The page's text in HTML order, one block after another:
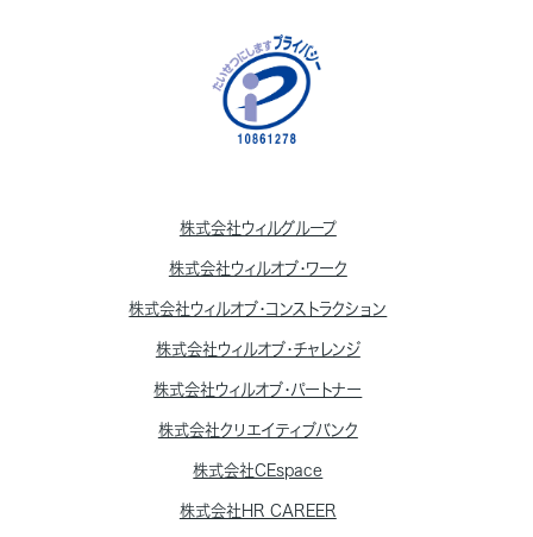
株式会社ウィルグループ
株式会社ウィルオブ・ワーク
株式会社ウィルオブ・コンストラクション
株式会社ウィルオブ・チャレンジ
株式会社ウィルオブ・パートナー
株式会社クリエイティブバンク
株式会社CEspace
株式会社HR CAREER